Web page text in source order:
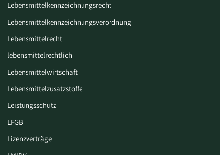
Lebensmittelkennzeichnungsrecht
Lebensmittelkennzeichnungsverordnung
Lebensmittelrecht
lebensmittelrechtlich
Lebensmittelwirtschaft
Lebensmittelzusatzstoffe
Leistungsschutz
LFGB
Lizenzverträge